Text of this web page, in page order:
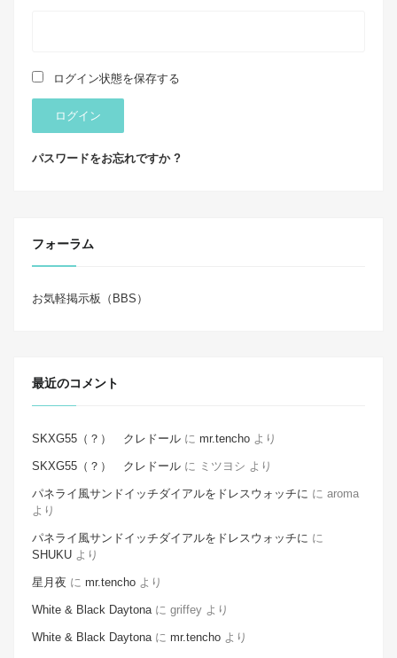
ログイン状態を保存する
ログイン
パスワードをお忘れですか ?
フォーラム
お気軽掲示板（BBS）
最近のコメント
SKXG55（？） クレドール に mr.tencho より
SKXG55（？） クレドール に ミツヨシ より
パネライ風サンドイッチダイアルをドレスウォッチに に aroma
より
パネライ風サンドイッチダイアルをドレスウォッチに に
SHUKU より
星月夜 に mr.tencho より
White & Black Daytona に griffey より
White & Black Daytona に mr.tencho より